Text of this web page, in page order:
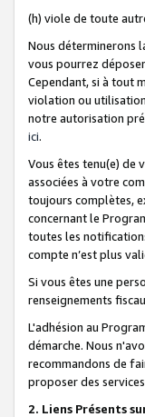
(h) viole de toute
Nous déterminerons
vous pourrez
Cependant, si à tout
violation ou
notre autorisation
ici.
Vous êtes tenu(e) de
associées à votre
toujours complètes,
concernant le
toutes les
compte n’est plus
Si vous êtes une
renseignements
L'adhésion au
démarche. Nous
recommandons de
proposer des
2. Liens Présents